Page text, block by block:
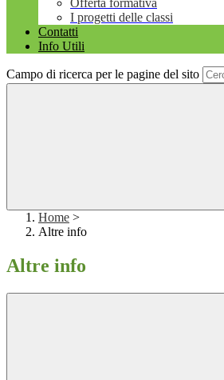
Offerta formativa
I progetti delle classi
Contatti
Info Utili
Campo di ricerca per le pagine del sito
Home >
Altre info
Altre info